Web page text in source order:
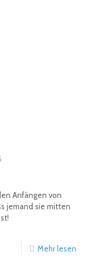
Anfängen von
jemand sie mitten
Mehr lesen